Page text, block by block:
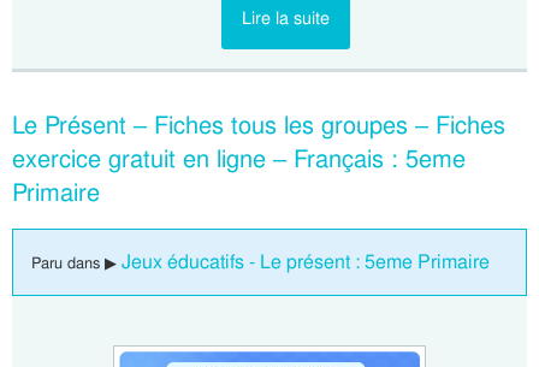
Lire la suite
Le Présent – Fiches tous les groupes – Fiches
exercice gratuit en ligne – Français : 5eme
Primaire
Paru dans ▶ Jeux éducatifs - Le présent : 5eme Primaire